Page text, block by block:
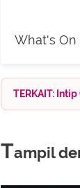
What's On
TERKAIT:
Tampil